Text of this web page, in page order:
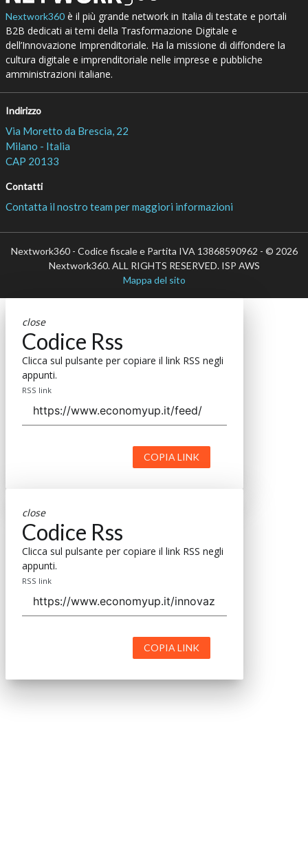
Nextwork360è il più grande network in Italia di testate e portali
B2B dedicati ai temi della Trasformazione Digitale e
dell’Innovazione Imprenditoriale. Ha la missione di diffondere la
cultura digitale e imprenditoriale nelle imprese e pubbliche
amministrazioni italiane.
Indirizzo
Via Moretto da Brescia, 22
Milano - Italia
CAP 20133
Contatti
Contatta il nostro team per maggiori informazioni
Nextwork360 - Codice fiscale e Partita IVA 13868590962 - © 2026
Nextwork360. ALL RIGHTS RESERVED. ISP AWS
Mappa del sito
close
Codice Rss
Clicca sul pulsante per copiare il link RSS negli
appunti.
RSS link
COPIA LINK
close
Codice Rss
Clicca sul pulsante per copiare il link RSS negli
appunti.
RSS link
COPIA LINK